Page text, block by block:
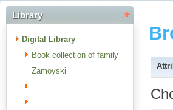
Library
Digital Library
Book collection of family
Zamoyski
...
....